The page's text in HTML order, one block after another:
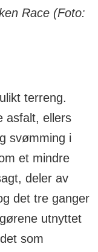
Race (Foto:
terreng.
asfalt, ellers
svømming i
et mindre
deler av
det tre ganger
utnyttet
som